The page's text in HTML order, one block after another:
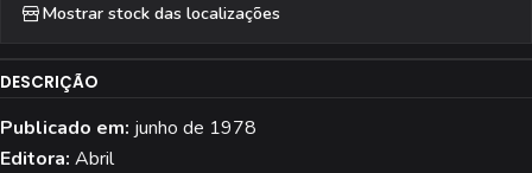
Mostrar stock das localizações
DESCRIÇÃO
Publicado em: junho de 1978
Editora: Abril